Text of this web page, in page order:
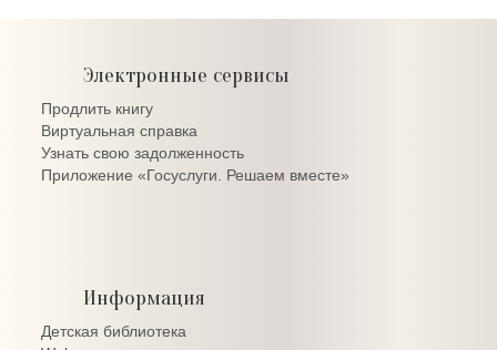
Электронные сервисы
Продлить книгу
Виртуальная справка
Узнать свою задолженность
Приложение «Госуслуги. Решаем вместе»
Информация
Детская библиотека